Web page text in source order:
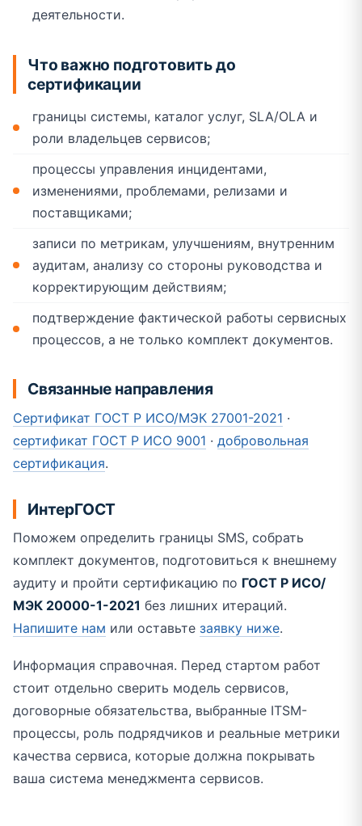
деятельности.
Что важно подготовить до
сертификации
границы системы, каталог услуг, SLA/OLA и
роли владельцев сервисов;
процессы управления инцидентами,
изменениями, проблемами, релизами и
поставщиками;
записи по метрикам, улучшениям, внутренним
аудитам, анализу со стороны руководства и
корректирующим действиям;
подтверждение фактической работы сервисных
процессов, а не только комплект документов.
Связанные направления
Сертификат ГОСТ Р ИСО/МЭК 27001-2021 ·
сертификат ГОСТ Р ИСО 9001 · добровольная
сертификация.
ИнтерГОСТ
Поможем определить границы SMS, собрать
комплект документов, подготовиться к внешнему
аудиту и пройти сертификацию по ГОСТ Р ИСО/
МЭК 20000-1-2021 без лишних итераций.
Напишите нам или оставьте заявку ниже.
Информация справочная. Перед стартом работ
стоит отдельно сверить модель сервисов,
договорные обязательства, выбранные ITSM-
процессы, роль подрядчиков и реальные метрики
качества сервиса, которые должна покрывать
ваша система менеджмента сервисов.